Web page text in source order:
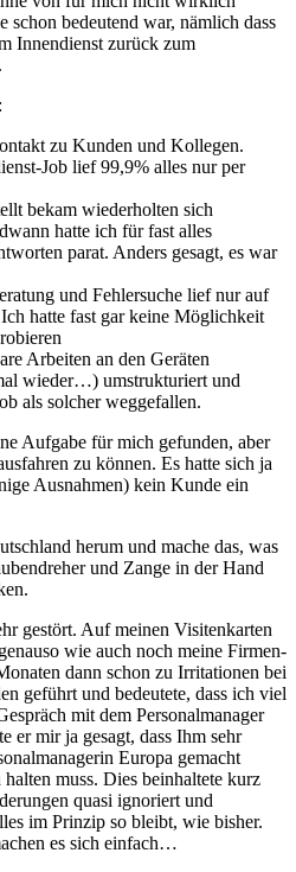
schon bedeutend war, nämlich dass
Innendienst zurück zum
zu Kunden und Kollegen.
Job lief 99,9% alles nur per
bekam wiederholten sich
hatte ich für fast alles
parat. Anders gesagt, es war
und Fehlersuche lief nur auf
hatte fast gar keine Möglichkeit
Arbeiten an den Geräten
wieder…) umstrukturiert und
als solcher weggefallen.
Aufgabe für mich gefunden, aber
zu können. Es hatte sich ja
Ausnahmen) kein Kunde ein
herum und mache das, was
und Zange in der Hand
gestört. Auf meinen Visitenkarten
wie auch noch meine Firmen-
dann schon zu Irritationen bei
geführt und bedeutete, dass ich viel
mit dem Personalmanager
er mir ja gesagt, dass Ihm sehr
Europa gemacht
muss. Dies beinhaltete kurz
quasi ignoriert und
im Prinzip so bleibt, wie bisher.
es sich einfach…